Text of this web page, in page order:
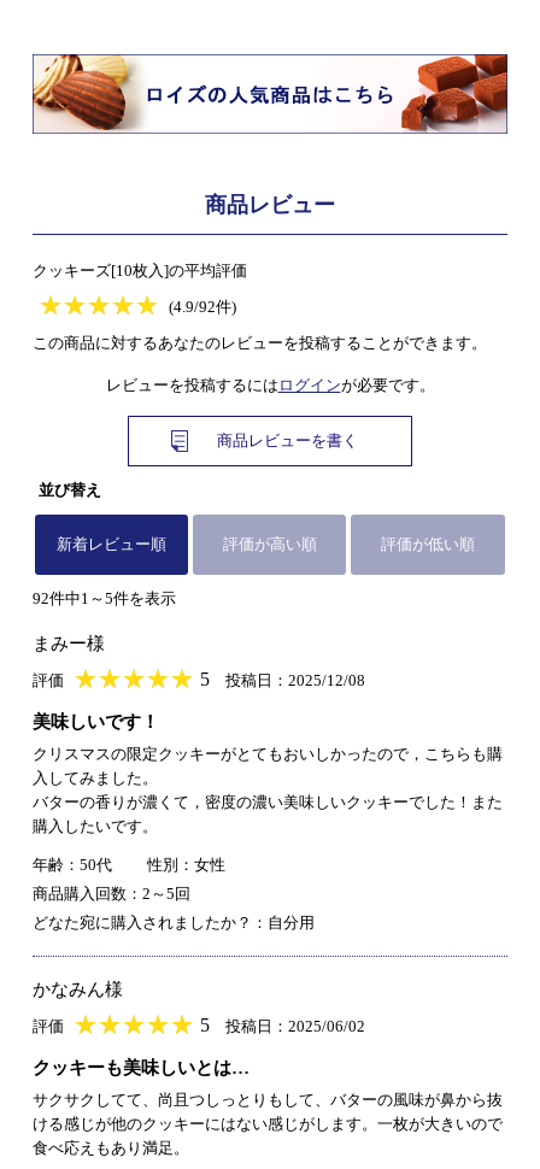
商品レビュー
クッキーズ[10枚入]の平均評価
★★★★★
★★★★★
(4.9/92件)
この商品に対するあなたのレビューを投稿することができます。
レビューを投稿するには ログインが必要です。
商品レビューを書く
並び替え
新着レビュー順 評価が高い順 評価が低い順
92件中1～5件を表示
まみー様
評価 ★★★★★
★★★★★ 5 投稿日：2025/12/08
美味しいです！
クリスマスの限定クッキーがとてもおいしかったので，こちらも購
入してみました。
バターの香りが濃くて，密度の濃い美味しいクッキーでした！また
購入したいです。
年齢：50代
性別：女性
商品購入回数：2～5回
どなた宛に購入されましたか？：自分用
かなみん様
評価 ★★★★★
★★★★★ 5 投稿日：2025/06/02
クッキーも美味しいとは…
サクサクしてて、尚且つしっとりもして、バターの風味が鼻から抜
ける感じが他のクッキーにはない感じがします。一枚が大きいので
食べ応えもあり満足。